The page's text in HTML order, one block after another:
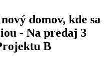
domov, kde sa
- Na predaj 3
B